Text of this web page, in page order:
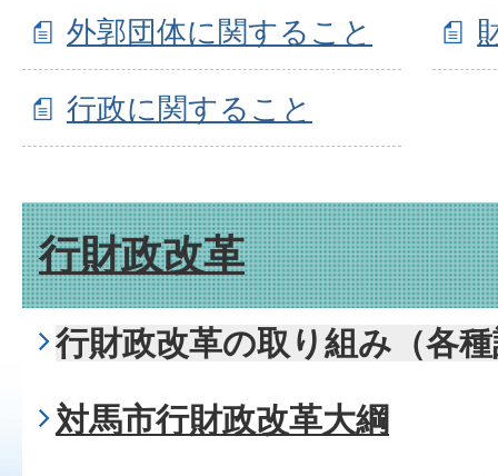
外郭団体に関すること
行政に関すること
行財政改革
行財政改革の取り組み（各
対馬市行財政改革大綱